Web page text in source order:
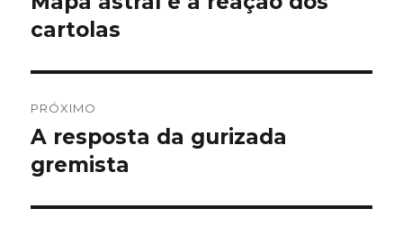
Post
anterior:
cartolas
PRÓXIMO
Próximo
post:
A resposta da gurizada
gremista